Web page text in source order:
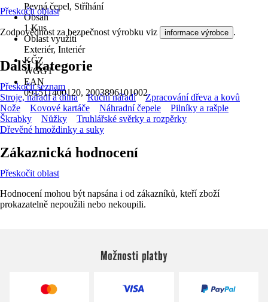
Pevná čepel, Stříhání
Obsah
1 Kus
Oblast využití
Exteriér, Interiér
KČZ
WGGT
EAN
091511400120, 2003896101002
Přeskočit oblast
Zodpovědnost za bezpečnost výrobku viz informace výrobce .
Další kategorie
Přeskočit seznam
Stroje, nářadí a dílna
Ruční nářadí
Zpracování dřeva a kovů
Nože
Kovové kartáče Náhradní čepele
Pilníky a rašple
Škrabky
Nůžky
Truhlářské svěrky a rozpěrky
Dřevěné hmoždinky a suky
Zákaznická hodnocení
Přeskočit oblast
Hodnocení mohou být napsána i od zákazníků, kteří zboží
prokazatelně nepoužili nebo nekoupili.
Možnosti platby